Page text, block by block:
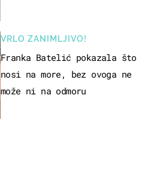
VRLO ZANIMLJIVO!
Franka Batelić pokazala što
nosi na more, bez ovoga ne
može ni na odmoru